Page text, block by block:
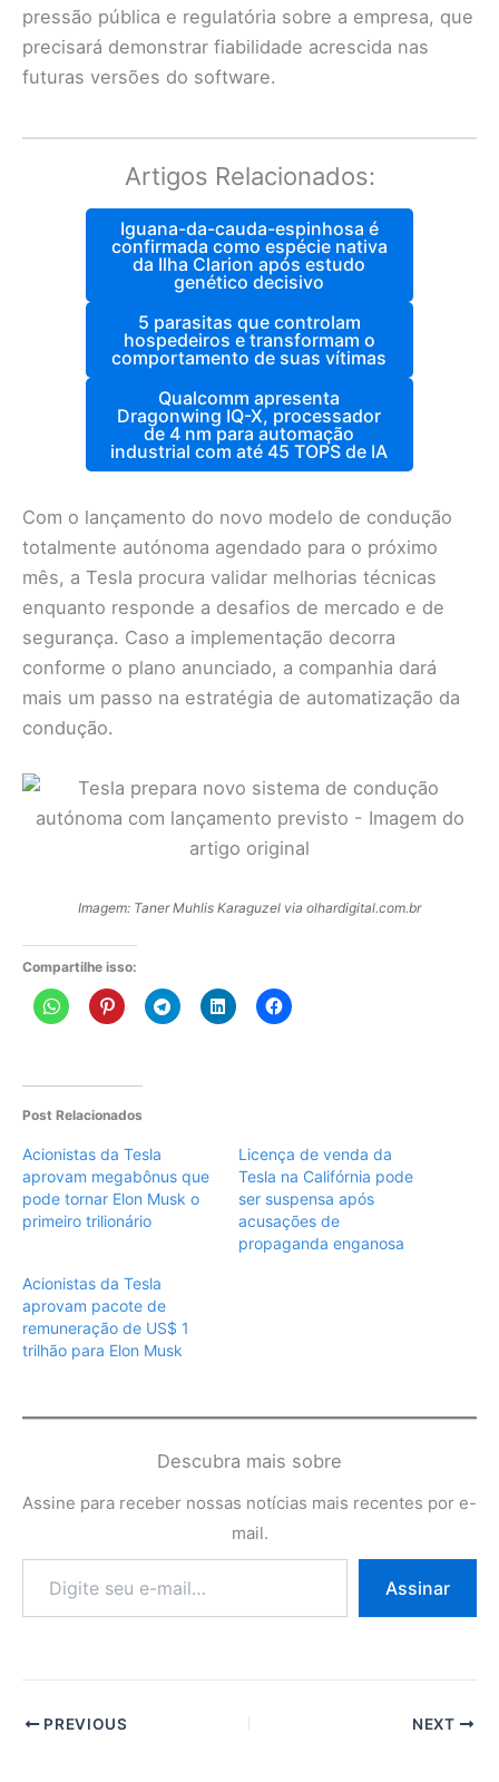
pressão pública e regulatória sobre a empresa, que
precisará demonstrar fiabilidade acrescida nas
futuras versões do software.
Artigos Relacionados:
Iguana-da-cauda-espinhosa é
confirmada como espécie nativa
da Ilha Clarion após estudo
genético decisivo
5 parasitas que controlam
hospedeiros e transformam o
comportamento de suas vítimas
Qualcomm apresenta
Dragonwing IQ-X, processador
de 4 nm para automação
industrial com até 45 TOPS de IA
Com o lançamento do novo modelo de condução
totalmente autónoma agendado para o próximo
mês, a Tesla procura validar melhorias técnicas
enquanto responde a desafios de mercado e de
segurança. Caso a implementação decorra
conforme o plano anunciado, a companhia dará
mais um passo na estratégia de automatização da
condução.
Imagem: Taner Muhlis Karaguzel via olhardigital.com.br
Compartilhe isso:
Post Relacionados
Acionistas da Tesla
aprovam megabônus que
pode tornar Elon Musk o
primeiro trilionário
Licença de venda da
Tesla na Califórnia pode
ser suspensa após
acusações de
propaganda enganosa
Acionistas da Tesla
aprovam pacote de
remuneração de US$ 1
trilhão para Elon Musk
Descubra mais sobre
Assine para receber nossas notícias mais recentes por e-
mail.
e-
Assinar
PREVIOUS NEXT